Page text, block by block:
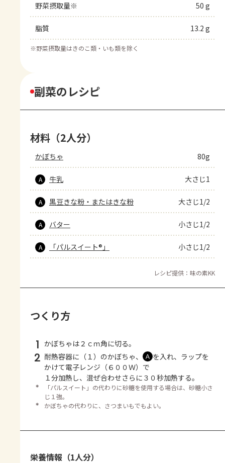
野菜摂取量※ 50 g
脂質 13.2 g
※野菜摂取量はきのこ類・いも類を除く
副菜のレシピ
材料（2人分）
かぼちゃ 80g
A 牛乳 大さじ1
A 黒豆きな粉・またはきな粉 大さじ1/2
A バター 小さじ1/2
A 「パルスイート®」 小さじ1/2
レシピ提供：味の素KK
つくり方
1 かぼちゃは２ｃｍ角に切る。
2 耐熱容器に（１）のかぼちゃ、 Ａ を入れ、ラップを
かけて電子レンジ（６００Ｗ）で
１分加熱し、混ぜ合わせさらに３０秒加熱する。
＊
「パルスイート」の代わりに砂糖を使用する場合は、砂糖小さ
じ１強。
＊
かぼちゃの代わりに、さつまいもでもよい。
栄養情報（1人分）